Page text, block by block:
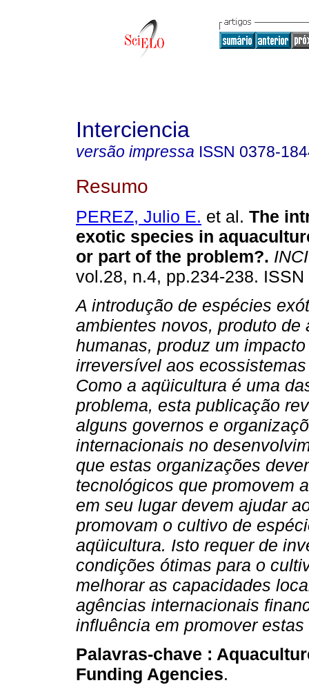
Interciencia
versão impressa ISSN 0378-
Resumo
PEREZ, Julio E. et al. The
exotic species in
or part of the problem?. INCI
vol.28, n.4, pp.234-238.
A introdução de espécies
ambientes novos, produto de
humanas, produz um
irreversível aos
Como a aqüicultura é uma
problema, esta publicação
alguns governos e
internacionais no
que estas organizações
tecnológicos que promovem
em seu lugar devem ajudar
promovam o cultivo de
aqüicultura. Isto requer de
condições ótimas para o
melhorar as capacidades
agências internacionais
influência em promover
Palavras-chave :
Funding Agencies.